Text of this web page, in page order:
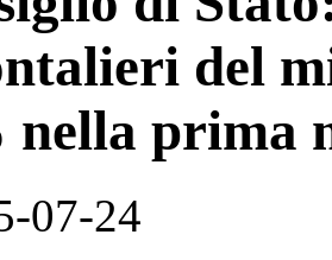
del
nella prima
07-24